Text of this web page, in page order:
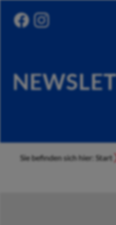
Sie befinden sich hier: Start